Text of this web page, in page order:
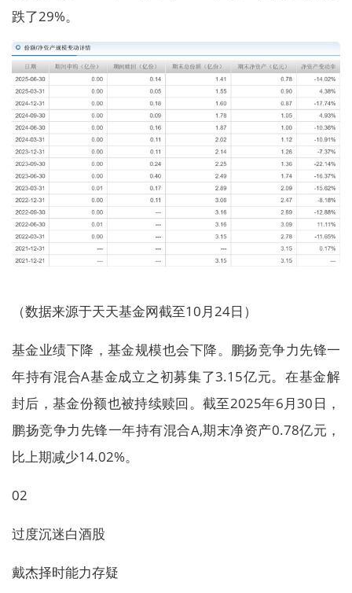
跌了29%。
（数据来源于天天基金网截至10月24日）
基金业绩下降，基金规模也会下降。鹏扬竞争力先锋一
年持有混合A基金成立之初募集了3.15亿元。在基金解
封后，基金份额也被持续赎回。截至2025年6月30日，
鹏扬竞争力先锋一年持有混合A,期末净资产0.78亿元，
比上期减少14.02%。
02
过度沉迷白酒股
戴杰择时能力存疑